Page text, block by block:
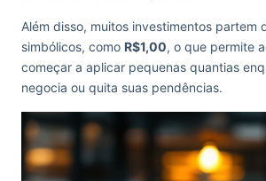
Além disso, muitos investimentos partem
simbólicos, como R$1,00, o que permite
começar a aplicar pequenas quantias
negocia ou quita suas pendências.